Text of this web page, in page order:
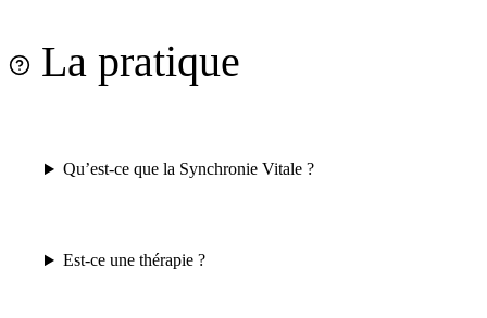
La pratique
Qu’est-ce que la Synchronie Vitale ?
Est-ce une thérapie ?